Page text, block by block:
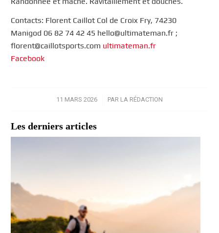
Contacts: Florent Caillot Col de Croix Fry, 74230
Manigod 06 82 74 42 45 hello@ultimateman.fr ;
florent@caillotsports.com ultimateman.fr
Facebook
11 MARS 2026
/ PAR LA RÉDACTION
Les derniers articles